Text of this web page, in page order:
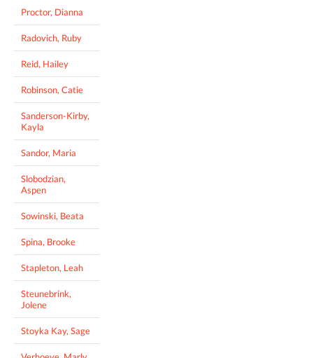
Proctor, Dianna
Radovich, Ruby
Reid, Hailey
Robinson, Catie
Sanderson-Kirby,
Kayla
Sandor, Maria
Slobodzian,
Aspen
Sowinski, Beata
Spina, Brooke
Stapleton, Leah
Steunebrink,
Jolene
Stoyka Kay, Sage